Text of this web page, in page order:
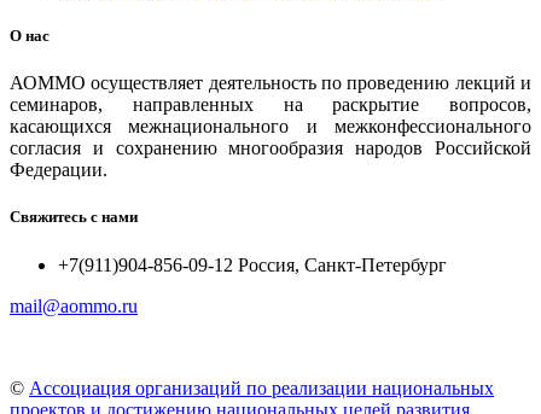
О нас
АОММО осуществляет деятельность по проведению лекций и
семинаров, направленных на раскрытие вопросов,
касающихся межнационального и межконфессионального
согласия и сохранению многообразия народов Российской
Федерации.
Свяжитесь с нами
+7(911)904-856-09-12 Россия, Санкт-Петербург
mail@aommo.ru
© Ассоциация организаций по реализации национальных
проектов и достижению национальных целей развития